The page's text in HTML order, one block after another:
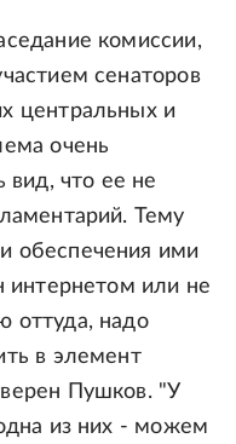
комиссии,
сенаторов
центральных и
очень
вид, что ее не
Тему
обеспечения ими
интернетом или не
оттуда, надо
в элемент
Пушков. "У
из них - можем